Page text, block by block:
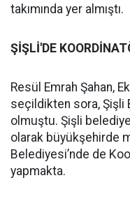
takımında yer almıştı.
ŞİŞLİ'DE
Resül Emrah Şahan,
seçildikten sora,
olmuştu. Şişli
olarak büyükşehirde
Belediyesi’nde de
yapmakta.